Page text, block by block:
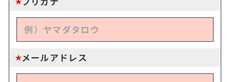
メールアドレス